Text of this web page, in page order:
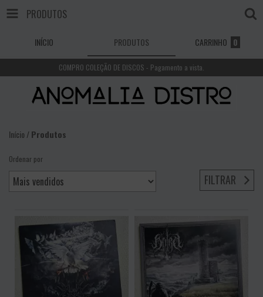
PRODUTOS
INÍCIO PRODUTOS CARRINHO 0
COMPRO COLEÇÃO DE DISCOS - Pagamento a vista.
Início /Produtos
Ordenar por
FILTRAR